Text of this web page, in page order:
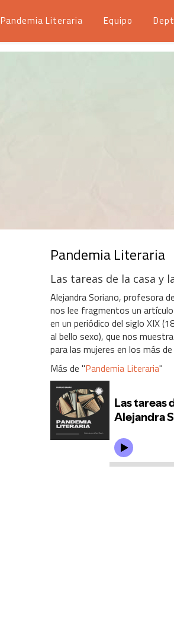
Pandemia Literaria Equipo
Pandemia Literaria
Las tareas de la casa y
Alejandra Soriano, profesora
nos lee fragmentos un
en un periódico del siglo XIX
al bello sexo), que nos
para las mujeres en los más
Más de "Pandemia Literaria"